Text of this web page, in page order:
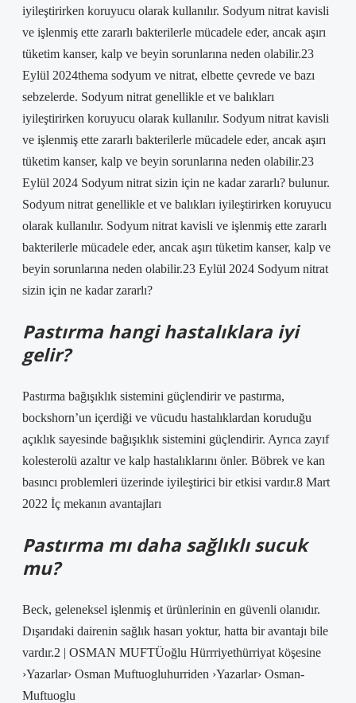
iyileştirirken koruyucu olarak kullanılır. Sodyum nitrat kavisli
ve işlenmiş ette zararlı bakterilerle mücadele eder, ancak aşırı
tüketim kanser, kalp ve beyin sorunlarına neden olabilir.23
Eylül 2024thema sodyum ve nitrat, elbette çevrede ve bazı
sebzelerde. Sodyum nitrat genellikle et ve balıkları
iyileştirirken koruyucu olarak kullanılır. Sodyum nitrat kavisli
ve işlenmiş ette zararlı bakterilerle mücadele eder, ancak aşırı
tüketim kanser, kalp ve beyin sorunlarına neden olabilir.23
Eylül 2024 Sodyum nitrat sizin için ne kadar zararlı? bulunur.
Sodyum nitrat genellikle et ve balıkları iyileştirirken koruyucu
olarak kullanılır. Sodyum nitrat kavisli ve işlenmiş ette zararlı
bakterilerle mücadele eder, ancak aşırı tüketim kanser, kalp ve
beyin sorunlarına neden olabilir.23 Eylül 2024 Sodyum nitrat
sizin için ne kadar zararlı?
Pastırma hangi hastalıklara iyi
gelir?
Pastırma bağışıklık sistemini güçlendirir ve pastırma,
bockshorn’un içerdiği ve vücudu hastalıklardan koruduğu
açıklık sayesinde bağışıklık sistemini güçlendirir. Ayrıca zayıf
kolesterolü azaltır ve kalp hastalıklarını önler. Böbrek ve kan
basıncı problemleri üzerinde iyileştirici bir etkisi vardır.8 Mart
2022 İç mekanın avantajları
Pastırma mı daha sağlıklı sucuk
mu?
Beck, geleneksel işlenmiş et ürünlerinin en güvenli olanıdır.
Dışarıdaki dairenin sağlık hasarı yoktur, hatta bir avantajı bile
vardır.2 | OSMAN MUFTÜoğlu Hürrriyethürriyat köşesine
›Yazarlar› Osman Muftuogluhurriden ›Yazarlar› Osman-
Muftuoglu